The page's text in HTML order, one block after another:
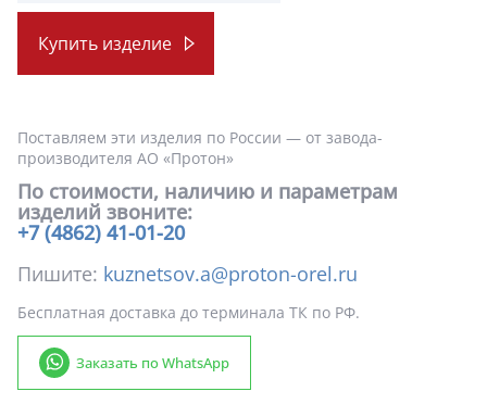
Купить изделие
Поставляем эти изделия по России — от завода-
производителя АО «Протон»
По стоимости, наличию и параметрам
изделий звоните:
+7 (4862) 41-01-20
Пишите: kuznetsov.a@proton-orel.ru
Бесплатная доставка до терминала ТК по РФ.
Заказать по WhatsApp